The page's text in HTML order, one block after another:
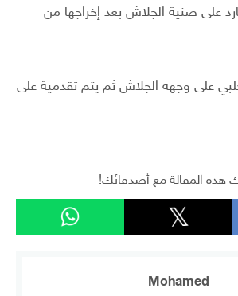
على صنية الجلاش بعد إخراجها من
على وجهه الجلاش ثم يتم تقدمية على
هذه المقالة مع أصدقائك!
Mohamed